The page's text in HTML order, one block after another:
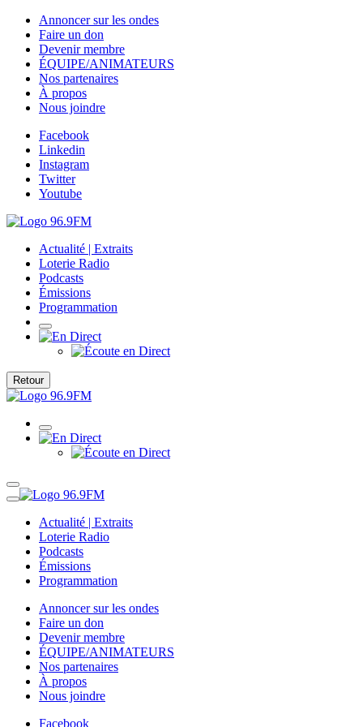
Annoncer sur les ondes
Faire un don
Devenir membre
ÉQUIPE/ANIMATEURS
Nos partenaires
À propos
Nous joindre
Facebook
Linkedin
Instagram
Twitter
Youtube
Actualité | Extraits
Loterie Radio
Podcasts
Émissions
Programmation
Retour
Actualité | Extraits
Loterie Radio
Podcasts
Émissions
Programmation
Annoncer sur les ondes
Faire un don
Devenir membre
ÉQUIPE/ANIMATEURS
Nos partenaires
À propos
Nous joindre
Facebook